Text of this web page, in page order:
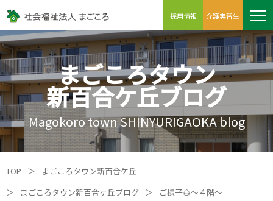
採用情報 介護実習生
まごころタウン
新百合ケ丘ブログ
Magokoro town SHINYURIGAOKA blog
TOP ＞
まごころタウン新百合ケ丘
＞
まごころタウン新百合ヶ丘ブログ ＞ ご様子🌰～４階～